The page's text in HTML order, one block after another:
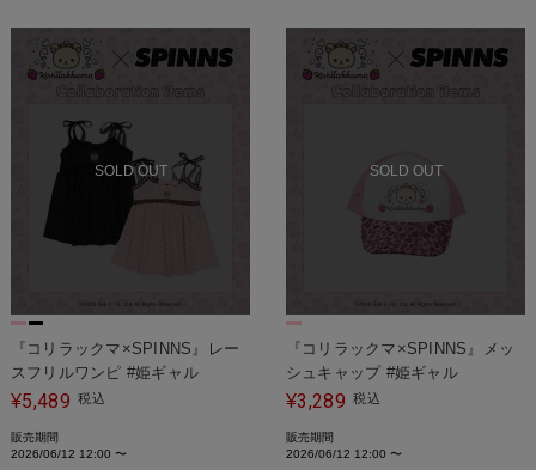
SOLD OUT
『コリラックマ×SPINNS』レー
スフリルワンピ #姫ギャル
¥5,489 税込
販売期間
2026/06/12 12:00 〜
SOLD OUT
『コリラックマ×SPINNS』メッ
シュキャップ #姫ギャル
¥3,289 税込
販売期間
2026/06/12 12:00 〜